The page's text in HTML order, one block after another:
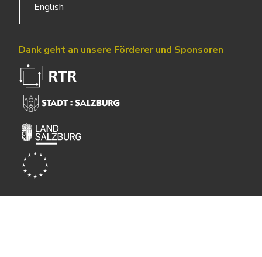
English
Dank geht an unsere Förderer und Sponsoren